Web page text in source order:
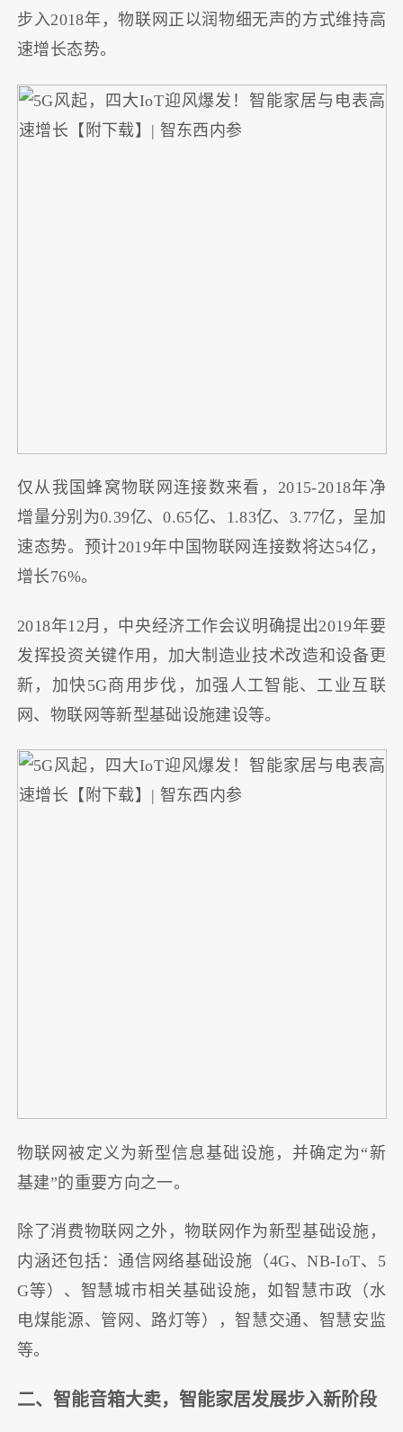
步入2018年，物联网正以润物细无声的方式维持高
速增长态势。
仅从我国蜂窝物联网连接数来看，2015-2018年净
增量分别为0.39亿、0.65亿、1.83亿、3.77亿，呈加
速态势。预计2019年中国物联网连接数将达54亿，
增长76%。
2018年12月，中央经济工作会议明确提出2019年要
发挥投资关键作用，加大制造业技术改造和设备更
新，加快5G商用步伐，加强人工智能、工业互联
网、物联网等新型基础设施建设等。
物联网被定义为新型信息基础设施，并确定为“新
基建”的重要方向之一。
除了消费物联网之外，物联网作为新型基础设施，
内涵还包括：通信网络基础设施（4G、NB-IoT、5
G等）、智慧城市相关基础设施，如智慧市政（水
电煤能源、管网、路灯等），智慧交通、智慧安监
等。
二、智能音箱大卖，智能家居发展步入新阶段